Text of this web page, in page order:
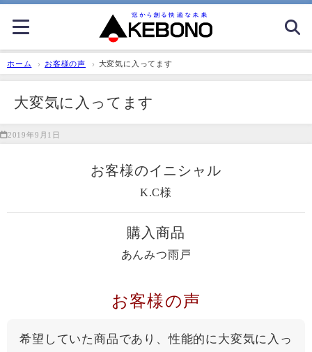
ホーム お客様の声 大変気に入ってます
大変気に入ってます
2019年9月1日
お客様のイニシャル
K.C様
購入商品
あんみつ雨戸
お客様の声
希望していた商品であり、性能的に大変気に入っ